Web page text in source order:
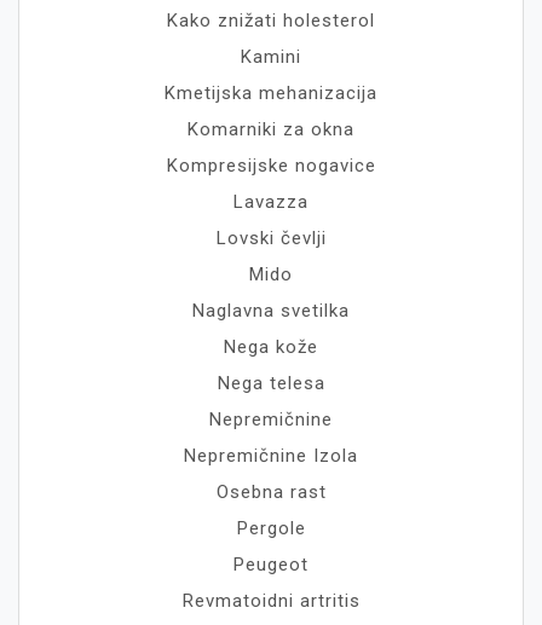
Kako znižati holesterol
Kamini
Kmetijska mehanizacija
Komarniki za okna
Kompresijske nogavice
Lavazza
Lovski čevlji
Mido
Naglavna svetilka
Nega kože
Nega telesa
Nepremičnine
Nepremičnine Izola
Osebna rast
Pergole
Peugeot
Revmatoidni artritis